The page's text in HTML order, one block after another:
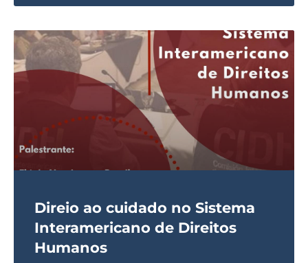
Direio ao cuidado no Sistema
Interamericano de Direitos
Humanos